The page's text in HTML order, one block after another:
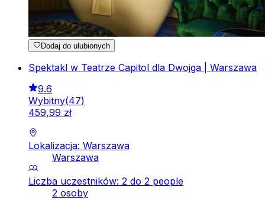
Dodaj do ulubionych
Spektakl w Teatrze Capitol dla Dwojga | Warszawa
9.6
Wybitny(47)
459,99 zł
Lokalizacja: Warszawa
Warszawa
Liczba uczestników: 2 do 2 people
2 osoby